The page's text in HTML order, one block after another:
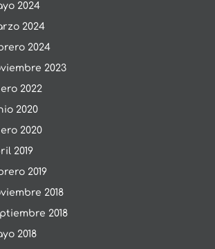
2024
2024
2024
2023
2022
2020
2020
2019
2019
2018
2018
2018